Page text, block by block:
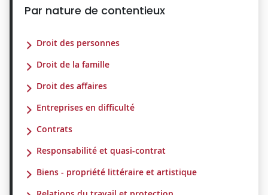
Par nature de contentieux
Droit des personnes
Droit de la famille
Droit des affaires
Entreprises en difficulté
Contrats
Responsabilité et quasi-contrat
Biens - propriété littéraire et artistique